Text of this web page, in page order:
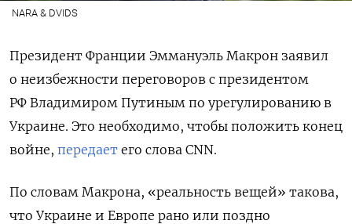
NARA & DVIDS
Президент Франции Эммануэль Макрон заявил
о неизбежности переговоров с президентом
РФ Владимиром Путиным по урегулированию в
Украине. Это необходимо, чтобы положить конец
войне, передает его слова CNN.
По словам Макрона, «реальность вещей» такова,
что Украине и Европе рано или поздно